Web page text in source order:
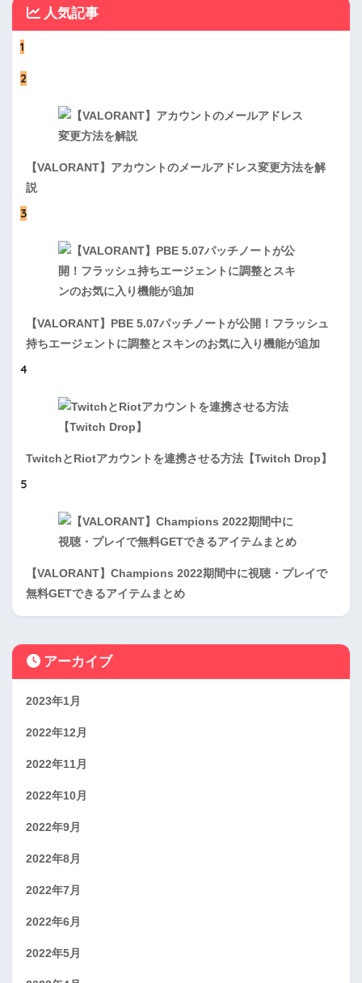
人気記事
1
2
【VALORANT】アカウントのメールアドレス変更方法を解
説
3
【VALORANT】PBE 5.07パッチノートが公開！フラッシュ
持ちエージェントに調整とスキンのお気に入り機能が追加
4
TwitchとRiotアカウントを連携させる方法【Twitch Drop】
5
【VALORANT】Champions 2022期間中に視聴・プレイで
無料GETできるアイテムまとめ
アーカイブ
2023年1月
2022年12月
2022年11月
2022年10月
2022年9月
2022年8月
2022年7月
2022年6月
2022年5月